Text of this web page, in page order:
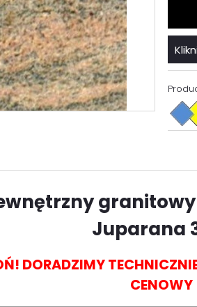
Juparana
DORADZIMY
CENOWY